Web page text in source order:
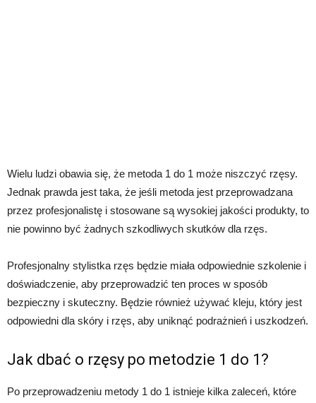
Wielu ludzi obawia się, że metoda 1 do 1 może niszczyć rzęsy.
Jednak prawda jest taka, że ​​jeśli metoda jest przeprowadzana
przez profesjonalistę i stosowane są wysokiej jakości produkty, to
nie powinno być żadnych szkodliwych skutków dla rzęs.
Profesjonalny stylistka rzęs będzie miała odpowiednie szkolenie i
doświadczenie, aby przeprowadzić ten proces w sposób
bezpieczny i skuteczny. Będzie również używać kleju, który jest
odpowiedni dla skóry i rzęs, aby uniknąć podrażnień i uszkodzeń.
Jak dbać o rzęsy po metodzie 1 do 1?
Po przeprowadzeniu metody 1 do 1 istnieje kilka zaleceń, które